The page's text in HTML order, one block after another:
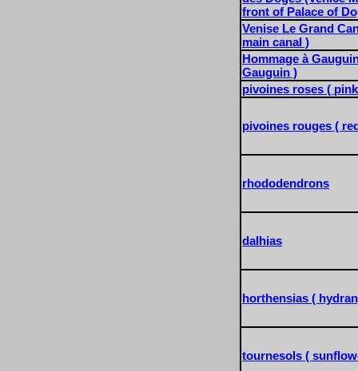
front of Palace of
Venise Le Grand
main canal )
Hommage à
Gauguin )
pivoines roses (
pivoines rouges (
rhododendrons
dalhias
horthensias (
tournesols (